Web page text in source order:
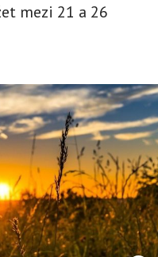
mezi 21 a 26